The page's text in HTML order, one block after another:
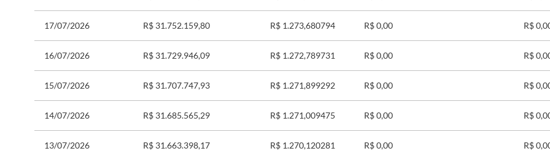
17/07/2026 R$ 31.752.159,80 R$ 1.273,680794 R$ 0,00 R$
16/07/2026 R$ 31.729.946,09 R$ 1.272,789731 R$ 0,00 R$
15/07/2026 R$ 31.707.747,93 R$ 1.271,899292 R$ 0,00 R$
14/07/2026 R$ 31.685.565,29 R$ 1.271,009475 R$ 0,00 R$
13/07/2026 R$ 31.663.398,17 R$ 1.270,120281 R$ 0,00 R$